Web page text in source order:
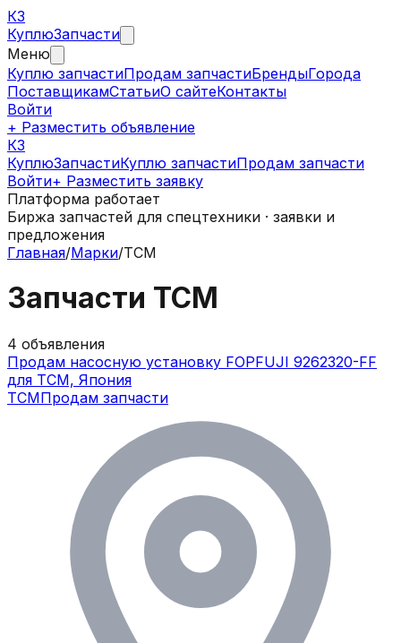
КЗ
КуплюЗапчасти
Меню
Куплю запчастиПродам запчастиБрендыГорода
ПоставщикамСтатьиО сайтеКонтакты
Войти
+ Разместить объявление
КЗ
КуплюЗапчастиКуплю запчастиПродам запчасти
Войти+ Разместить заявку
Платформа работает
Биржа запчастей для спецтехники · заявки и
предложения
Главная/Марки/TCM
Запчасти TCM
4 объявления
Продам насосную установку FOPFUJI 9262320-FF
для TCM, Япония
TCMПродам запчасти